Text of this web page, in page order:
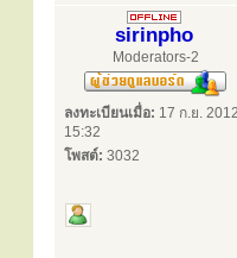
sirinpho
Moderators-2
ลงทะเบียนเมื่อ: 17 ก.ย.
15:32
โพสต์: 3032